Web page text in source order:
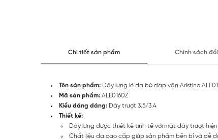
Chi tiết sản phẩm Chính sách
Tên sản phẩm: Dây lưng lẻ da bò dập vân Aristino
Mã sản phẩm: ALE0160Z
Kiểu dáng dáng: Dây trượt 3.5/3.4
Thiết kế:
Dây lưng được thiết kế tinh tế với mặt dây trượt
Chất liệu da cao cấp giúp sản phẩm bền bỉ và dễ